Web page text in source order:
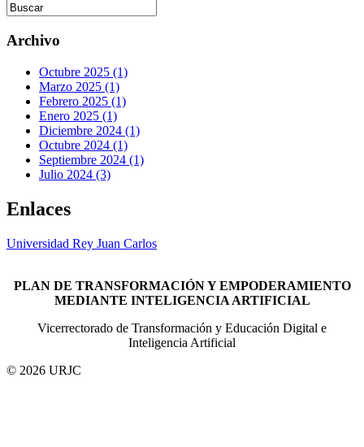
Archivo
Octubre 2025 (1)
Marzo 2025 (1)
Febrero 2025 (1)
Enero 2025 (1)
Diciembre 2024 (1)
Octubre 2024 (1)
Septiembre 2024 (1)
Julio 2024 (3)
Enlaces
Universidad Rey Juan Carlos
PLAN DE TRANSFORMACIÓN Y EMPODERAMIENTO
MEDIANTE INTELIGENCIA ARTIFICIAL
Vicerrectorado de Transformación y Educación Digital e
Inteligencia Artificial
© 2026 URJC